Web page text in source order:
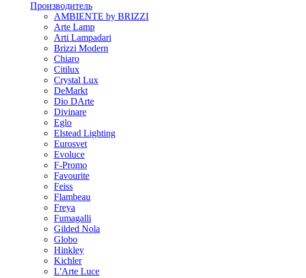
Производитель
AMBIENTE by BRIZZI
Arte Lamp
Arti Lampadari
Brizzi Modern
Chiaro
Citilux
Crystal Lux
DeMarkt
Dio DArte
Divinare
Eglo
Elstead Lighting
Eurosvet
Evoluce
F-Promo
Favourite
Feiss
Flambeau
Freya
Fumagalli
Gilded Nola
Globo
Hinkley
Kichler
L'Arte Luce